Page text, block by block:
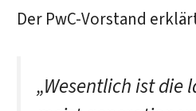
Der PwC-Vorstand
„Wesentlich ist die